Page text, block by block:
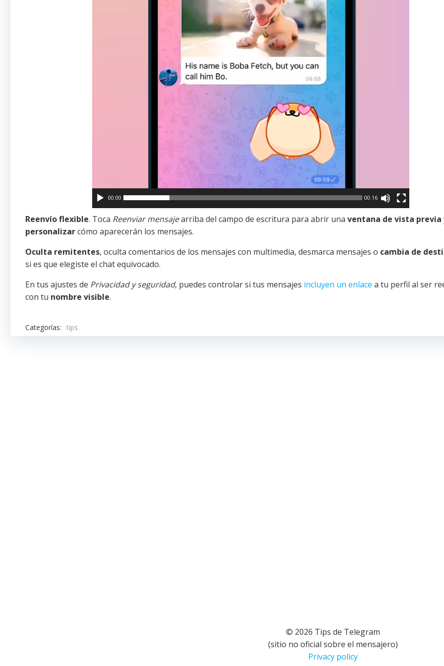
00:00 00:16
Reenvío flexible. Toca Reenviar mensajearriba del campo de escritura para abrir una ventana de vista previa
personalizarcómo aparecerán los mensajes.
Oculta remitentes, oculta comentarios de los mensajes con multimedia, desmarca mensajes o cambia de
si es que elegiste el chat equivocado.
En tus ajustes de Privacidad y seguridad, puedes controlar si tus mensajes incluyen un enlace a tu perfil al ser
con tu nombre visible.
Categorías: tips
© 2026 Tips de Telegram
(sitio no oficial sobre el mensajero)
Privacy policy